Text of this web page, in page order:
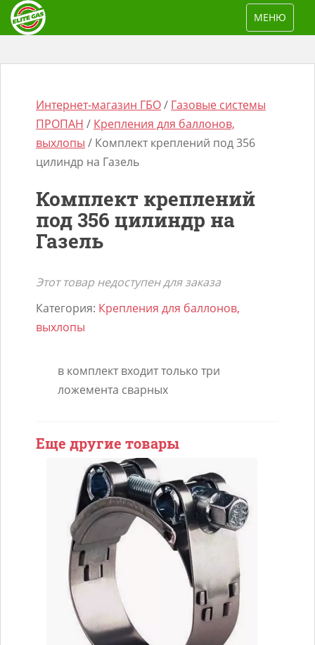
p
TOGGLE
МЕНЮ
Поиск
Интернет-магазин ГБО/ Газовые системы
ПРОПАН / Крепления для баллонов,
выхлопы / Комплект креплений под 356
цилиндр на Газель
Комплект креплений
под 356 цилиндр на
Газель
Этот товар недоступен для заказа
Категория: Крепления для баллонов,
выхлопы
в комплект входит только три
ложемента сварных
Еще другие товары